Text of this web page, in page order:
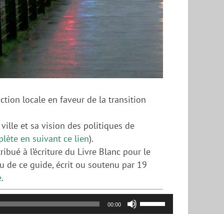
locale en faveur de la transition
ville et sa vision des politiques de
en suivant ce lien).
à l’écriture du Livre Blanc pour le
de ce guide, écrit ou soutenu par 19
.
00:00
Utilisez